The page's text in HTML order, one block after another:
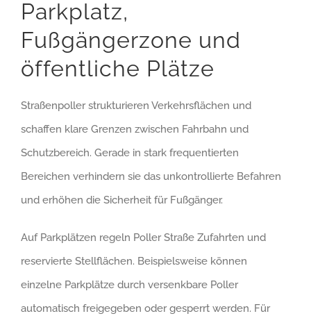
Parkplatz,
Fußgängerzone und
öffentliche Plätze
Straßenpoller strukturieren Verkehrsflächen und
schaffen klare Grenzen zwischen Fahrbahn und
Schutzbereich. Gerade in stark frequentierten
Bereichen verhindern sie das unkontrollierte Befahren
und erhöhen die Sicherheit für Fußgänger.
Auf Parkplätzen regeln Poller Straße Zufahrten und
reservierte Stellflächen. Beispielsweise können
einzelne Parkplätze durch versenkbare Poller
automatisch freigegeben oder gesperrt werden. Für